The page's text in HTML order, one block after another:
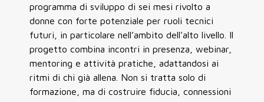
programma di sviluppo di sei mesi rivolto a
donne con forte potenziale per ruoli tecnici
futuri, in particolare nell’ambito dell’alto livello. Il
progetto combina incontri in presenza, webinar,
mentoring e attività pratiche, adattandosi ai
ritmi di chi già allena. Non si tratta solo di
formazione, ma di costruire fiducia, connessioni